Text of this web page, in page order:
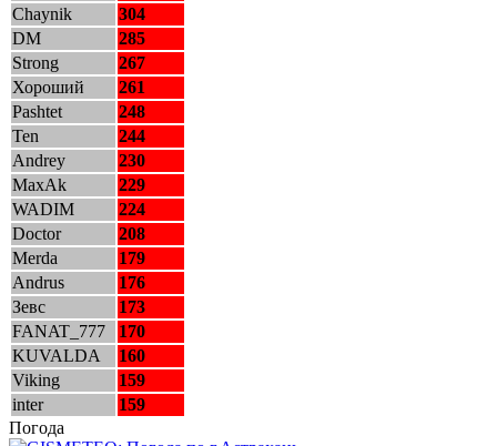
Chaynik
304
DM
285
Strong
267
Хороший
261
Pashtet
248
Ten
244
Andrey
230
MaxAk
229
WADIM
224
Doctor
208
Merda
179
Andrus
176
Зевс
173
FANAT_777
170
KUVALDA
160
Viking
159
inter
159
Погода